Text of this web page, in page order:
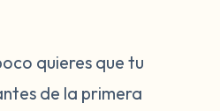
quieres que tu
de la primera